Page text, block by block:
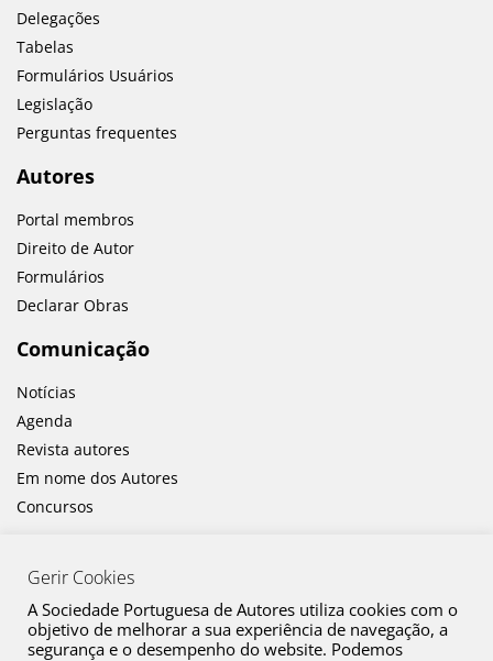
Delegações
Tabelas
Formulários Usuários
Legislação
Perguntas frequentes
Autores
Portal membros
Direito de Autor
Formulários
Declarar Obras
Comunicação
Notícias
Agenda
Revista autores
Em nome dos Autores
Concursos
Gerir Cookies
A Sociedade Portuguesa de Autores utiliza cookies com o
objetivo de melhorar a sua experiência de navegação, a
segurança e o desempenho do website. Podemos